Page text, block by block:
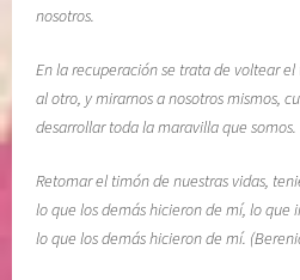
nosotros.
En la recuperación se trata de voltear
al otro, y mirarnos a nosotros mismos,
desarrollar toda la maravilla que somos.
Retomar el timón de nuestras vidas,
lo que los demás hicieron de mí, lo que
lo que los demás hicieron de mí.